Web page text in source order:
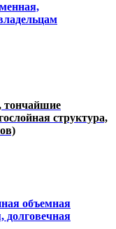
тончайшие
структура,
объемная
долговечная